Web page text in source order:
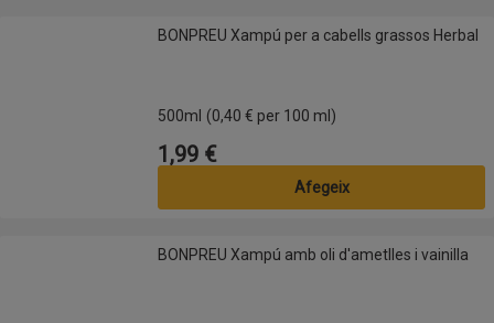
BONPREU Xampú per a cabells grassos HerbalBONPREU Xampú per a cabells grassos Herbal
500ml (0,40 € per 100 ml)
Preu
1,99 €
Afegeix
BONPREU Xampú amb oli d'ametlles i vainillaBONPREU Xampú amb oli d'ametlles i vainilla